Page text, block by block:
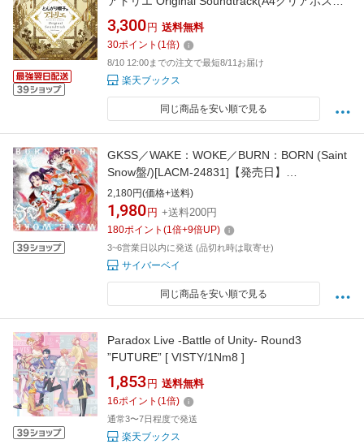
ー) [ 北村友香 ]
3,300 円 送料無料
30ポイント (1倍)
8/10 12:00までの注文で最短8/11お届け
楽天ブックス
同じ商品を安い順で見る
GKSS／WAKE：WOKE／BURN：BORN (Saint
Snow盤/)[LACM-24831]【発売日】
2026/3/11【CD】
2,180円(価格+送料)
1,980 円 +送料200円
180ポイント (1倍+9倍UP)
3~6営業日以内に発送 (品切れ時は取寄せ)
サイバーベイ
同じ商品を安い順で見る
Paradox Live -Battle of Unity- Round3
”FUTURE” [ VISTY/1Nm8 ]
1,853 円 送料無料
16ポイント (1倍)
通常3〜7日程度で発送
楽天ブックス